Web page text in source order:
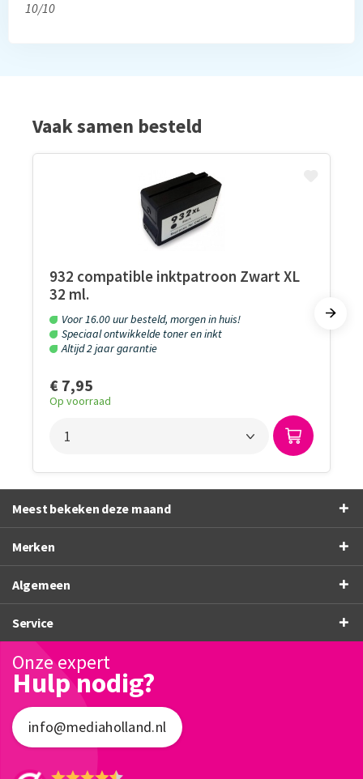
10/10
Vaak samen besteld
932 compatible inktpatroon Zwart XL
32 ml.
Voor 16.00 uur besteld, morgen in huis!
Speciaal ontwikkelde toner en inkt
Altijd 2 jaar garantie
€ 7,95
Op voorraad
Meest bekeken deze maand
Merken
Algemeen
Service
Onze expert
Hulp nodig?
info@mediaholland.nl